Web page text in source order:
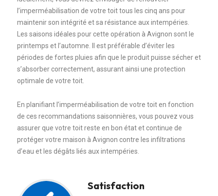
l’imperméabilisation de votre toit tous les cinq ans pour
maintenir son intégrité et sa résistance aux intempéries.
Les saisons idéales pour cette opération à Avignon sont le
printemps et l’automne. Il est préférable d’éviter les
périodes de fortes pluies afin que le produit puisse sécher et
s’absorber correctement, assurant ainsi une protection
optimale de votre toit.
En planifiant l’imperméabilisation de votre toit en fonction
de ces recommandations saisonnières, vous pouvez vous
assurer que votre toit reste en bon état et continue de
protéger votre maison à Avignon contre les infiltrations
d’eau et les dégâts liés aux intempéries.
Satisfaction